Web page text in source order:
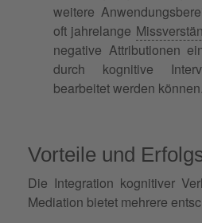
weitere
oft jahrelange
negative Attributionen
durch kognitive
bearbeitet werden können.
Vorteile und
Die Integration kognitiver
Mediation bietet mehrere